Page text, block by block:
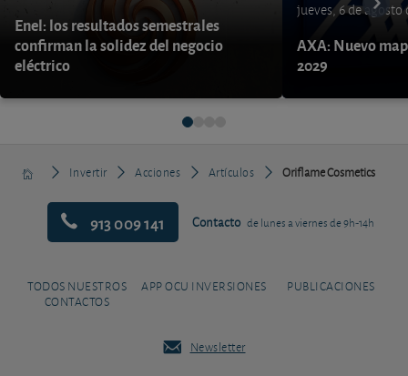
Enel: los resultados semestrales
confirman la solidez del negocio
eléctrico
jueves, 6 de agosto
AXA: Nuevo
2029
Invertir Acciones Artículos Oriflame Cosmetics
913 009 141 Contacto de lunes a viernes de 9h-14h
TODOS NUESTROS
CONTACTOS
APP OCU INVERSIONES PUBLICACIONES
Newsletter